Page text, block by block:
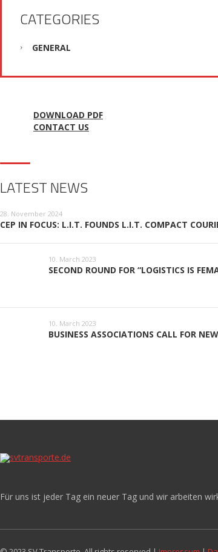
CATEGORIES
GENERAL
DOWNLOAD PDF
CONTACT US
LATEST NEWS
28. November 2024
CEP IN FOCUS: L.I.T. FOUNDS L.I.T. COMPACT
10. March 2023
SECOND ROUND FOR “LOGISTICS IS
10. March 2023
BUSINESS ASSOCIATIONS CALL FOR
Für uns ist jeder Tag ein neuer Tag und wir arbeiten